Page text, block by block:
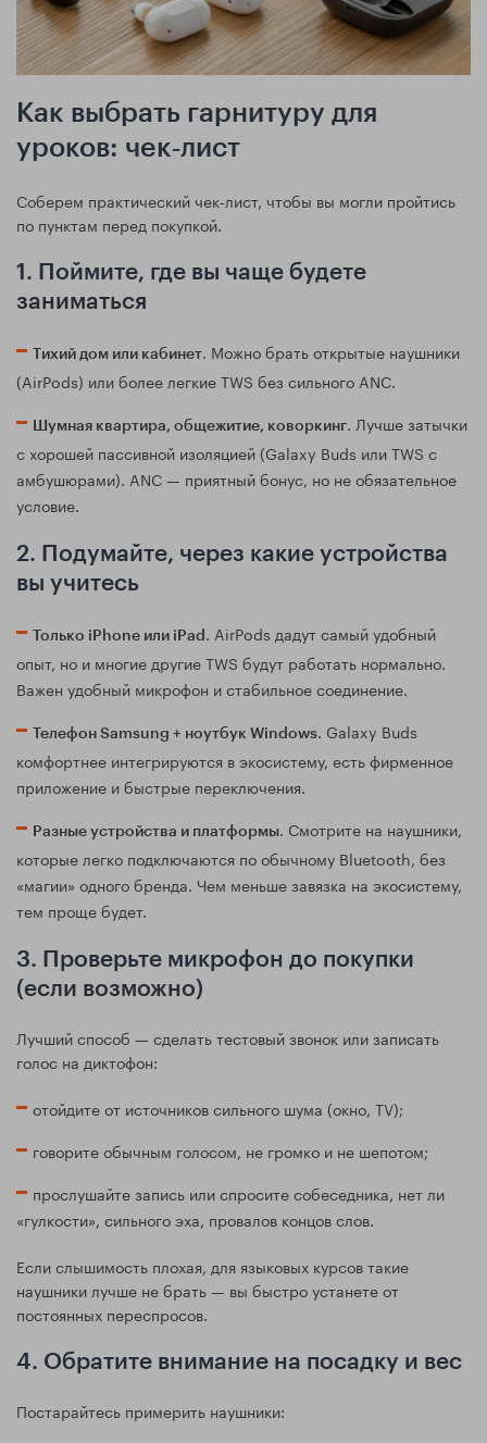
Как выбрать гарнитуру для
уроков: чек‑лист
Соберем практический чек‑лист, чтобы вы могли пройтись
по пунктам перед покупкой.
1. Поймите, где вы чаще будете
заниматься
Тихий дом или кабинет. Можно брать открытые наушники
(AirPods) или более легкие TWS без сильного ANC.
Шумная квартира, общежитие, коворкинг. Лучше затычки
с хорошей пассивной изоляцией (Galaxy Buds или TWS с
амбушюрами). ANC — приятный бонус, но не обязательное
условие.
2. Подумайте, через какие устройства
вы учитесь
Только iPhone или iPad . AirPods дадут самый удобный
опыт, но и многие другие TWS будут работать нормально.
Важен удобный микрофон и стабильное соединение.
Телефон Samsung + ноутбук Windows. Galaxy Buds
комфортнее интегрируются в экосистему, есть фирменное
приложение и быстрые переключения.
Разные устройства и платформы. Смотрите на наушники,
которые легко подключаются по обычному Bluetooth, без
«магии» одного бренда. Чем меньше завязка на экосистему,
тем проще будет.
3. Проверьте микрофон до покупки
(если возможно)
Лучший способ — сделать тестовый звонок или записать
голос на диктофон:
отойдите от источников сильного шума (окно, TV);
говорите обычным голосом, не громко и не шепотом;
прослушайте запись или спросите собеседника, нет ли
«гулкости», сильного эха, провалов концов слов.
Если слышимость плохая, для языковых курсов такие
наушники лучше не брать — вы быстро устанете от
постоянных переспросов.
4. Обратите внимание на посадку и вес
Постарайтесь примерить наушники: